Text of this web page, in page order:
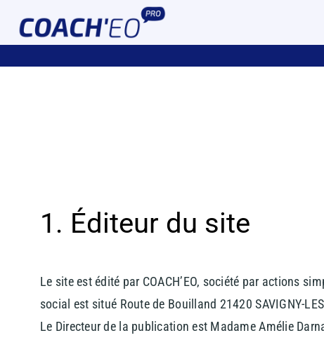
1. Éditeur du site
Le site est édité par COACH’EO, société par actions
social est situé Route de Bouilland 21420 SAVIGNY-
Le Directeur de la publication est Madame Amélie